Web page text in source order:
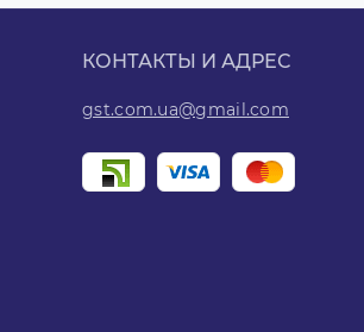
КОНТАКТЫ И АДРЕС
gst.com.ua@gmail.com